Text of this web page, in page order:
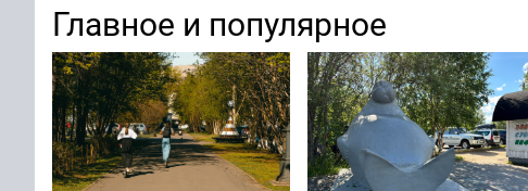
Главное и популярное